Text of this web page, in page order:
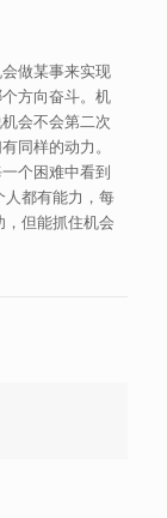
做某事来实现
方向奋斗。机
会不会第二次
同样的动力。
个困难中看到
人都有能力，每
，但能抓住机会